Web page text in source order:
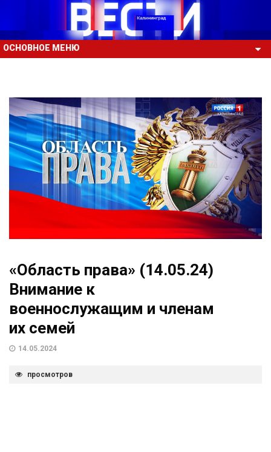
ОСНОВНОЕ МЕНЮ
«Область права» (14.05.24)
Внимание к
военнослужащим и членам
их семей
14.05.2024
просмотров